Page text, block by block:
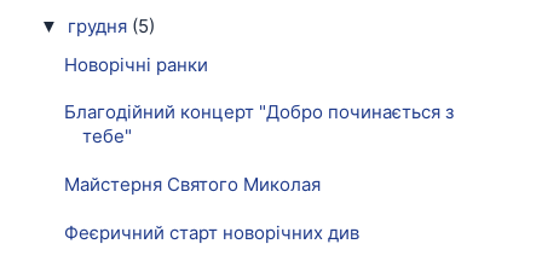
▼ грудня (5)
Новорічні ранки
Благодійний концерт "Добро починається з
тебе"
Майстерня Святого Миколая
Феєричний старт новорічних див